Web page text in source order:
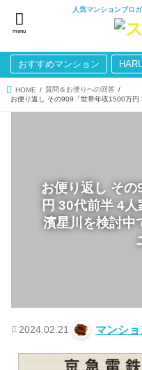
人気マンションブロ
menu
おすすめマンション
HOME
質問＆お便りへの回答
お便り返し そ
円 30代前半 4
濱星川を検討中
2024.02.21 マンシ